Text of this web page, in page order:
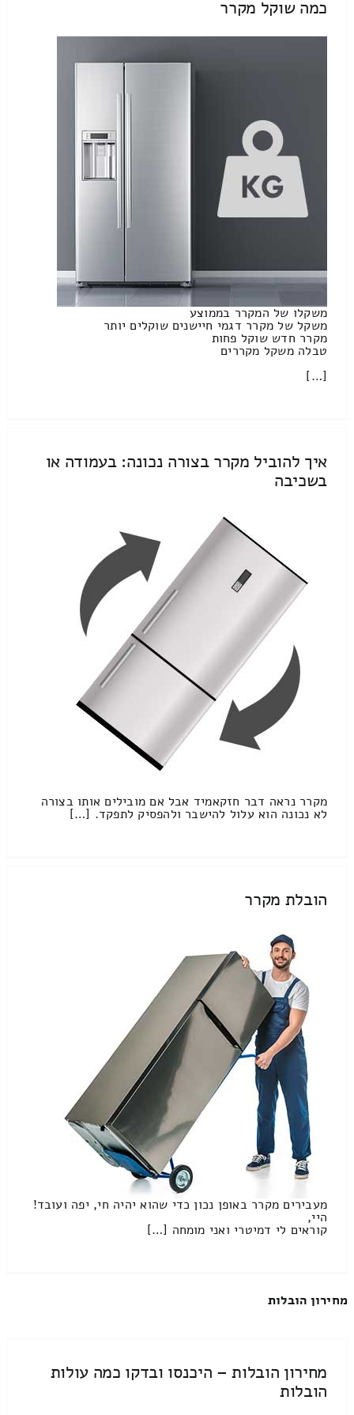
כמה שוקל מקרר
משקלו של המקרר בממוצע
משקל של מקרר דגמי חיישנים שוקלים יותר
מקרר חדש שוקל פחות
טבלה משקל מקררים
[…]
איך להוביל מקרר בצורה נכונה: בעמודה או
בשכיבה
מקרר נראה דבר חזקאמיד אבל אם מובילים אותו בצורה
לא נכונה הוא עלול להישבר ולהפסיק לתפקד. […]
הובלת מקרר
מעבירים מקרר באופן נכון כדי שהוא יהיה חי, יפה ועובד!
היי,
קוראים לי דמיטרי ואני מומחה […]
מחירון הובלות
מחירון הובלות – היכנסו ובדקו כמה עולות
הובלות